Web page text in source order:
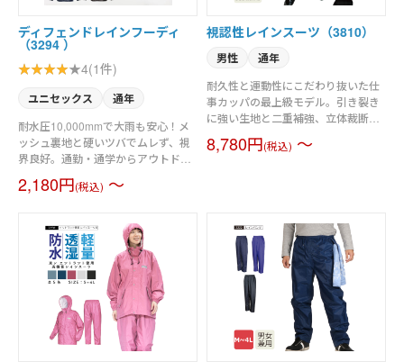
ディフェンドレインフーディ
（3294 ）
4(1件)
ユニセックス 通年
耐水圧10,000mmで大雨も安心！メ
ッシュ裏地と硬いツバでムレず、視
界良好。通勤・通学からアウトドア
ーツ。
2,180円(税込) ～
視認性レインスーツ（3810）
男性 通年
耐久性と運動性にこだわり抜いた仕
事カッパの最上級モデル。引き裂き
に強い生地と二重補強、立体裁断で
クロや股上長めの設計で、作業時の
8,780円(税込) ～